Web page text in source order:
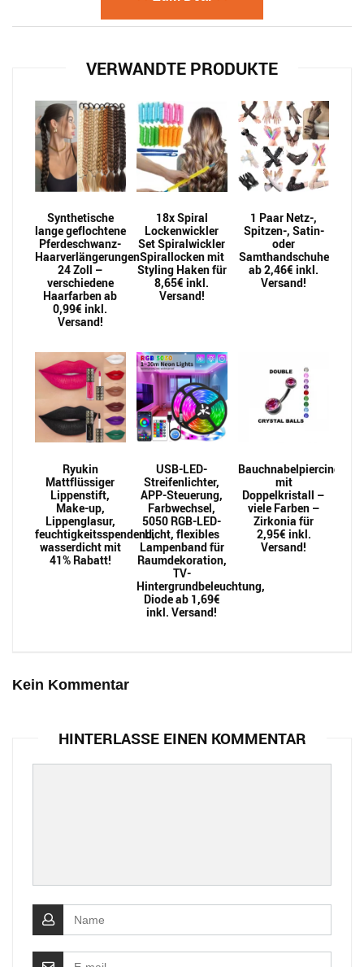
VERWANDTE PRODUKTE
Synthetische
lange geflochtene
Pferdeschwanz-
Haarverlängerungen
24 Zoll –
verschiedene
Haarfarben ab
0,99€ inkl.
Versand!
18x Spiral
Lockenwickler
Set Spiralwickler
Spirallocken mit
Styling Haken für
8,65€ inkl.
Versand!
1 Paar Netz-,
Spitzen-, Satin-
oder
Samthandschuhe
ab 2,46€ inkl.
Versand!
Ryukin
Mattflüssiger
Lippenstift,
Make-up,
Lippenglasur,
feuchtigkeitsspendend,
wasserdicht mit
41% Rabatt!
USB-LED-
Streifenlichter,
APP-Steuerung,
Farbwechsel,
5050 RGB-LED-
Licht, flexibles
Lampenband für
Raumdekoration,
TV-
Hintergrundbeleuchtung,
Diode ab 1,69€
inkl. Versand!
Bauchnabelpiercing
mit
Doppelkristall –
viele Farben –
Zirkonia für
2,95€ inkl.
Versand!
Kein Kommentar
HINTERLASSE EINEN KOMMENTAR